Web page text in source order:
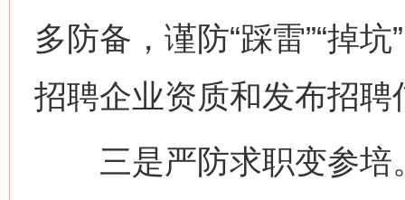
多防备，谨防“踩雷”“掉
招聘企业资质和发布招
三是严防求职变参培